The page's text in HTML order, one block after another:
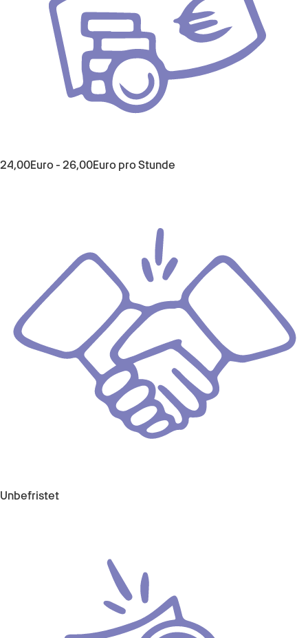
24,00Euro- 26,00Euro pro Stunde
Unbefristet